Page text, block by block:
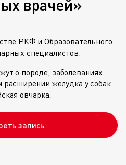
врачей»
РКФ и Образовательного
специалистов.
о породе, заболеваниях
расширении желудка у собак
овчарка.
запись